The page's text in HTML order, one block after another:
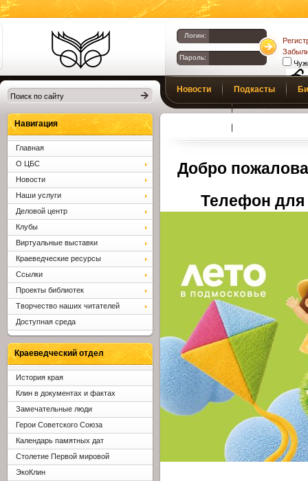
Библиотеки
Клина. Клинская
ЦБС.
Логин:
Пароль:
Новости Подкасты
Добро
Телефон для
Навигация
Главная
О ЦБС
Новости
Наши услуги
Деловой центр
Клубы
Виртуальные выставки
Краеведческие ресурсы
Ссылки
Проекты библиотек
Творчество наших читателей
Доступная среда
Краеведческий отдел
История края
Клин в документах и фактах
Замечательные люди
Герои Советского Союза
Календарь памятных дат
Столетие Первой мировой
ЭкоКлин